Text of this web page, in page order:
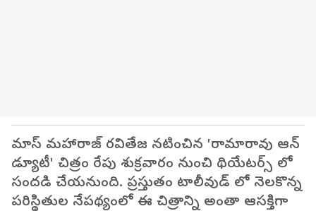
మాస్ మహారాజ్ రవితేజ నటించిన 'రామారావు ఆన్
డ్యూటీ' చిత్రం రేపు శుక్రవారం నుంచి థియేటర్స్ లో
సందడి చేయనుంది. ప్రస్తుతం టాలీవుడ్ లో నెలకొన్న
పరిస్థితుల నేపథ్యంలో ఈ చిత్రాన్ని అంతా ఆసక్తిగా